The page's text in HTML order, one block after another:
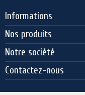
Informations
Nos produits
Notre société
Contactez-nous